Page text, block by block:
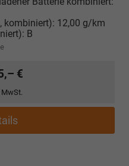
kombiniert): 12,00 g/km
B
€
MwSt.